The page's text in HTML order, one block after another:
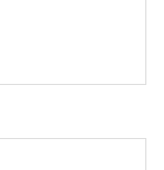
てよいものな
明けの振りか